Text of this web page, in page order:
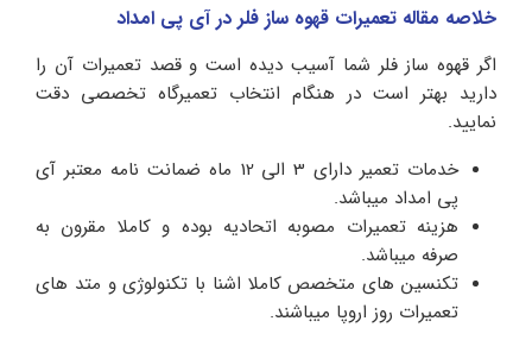
خلاصه مقاله تعمیرات قهوه ساز فلر در آی پی امداد
اگر قهوه ساز فلر شما آسیب دیده است و قصد تعمیرات آن را
دارید بهتر است در هنگام انتخاب تعمیرگاه تخصصی دقت
نمایید.
خدمات تعمیر دارای 3 الی 12 ماه ضمانت نامه معتبر آی
پی امداد میباشد.
هزینه تعمیرات مصوبه اتحادیه بوده و کاملا مقرون به
صرفه میباشد.
تکنسین های متخصص کاملا اشنا با تکنولوژی و متد های
تعمیرات روز اروپا میباشند.